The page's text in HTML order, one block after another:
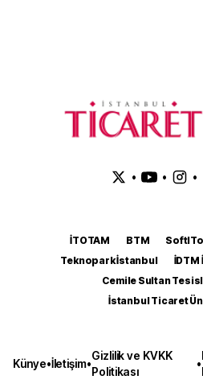
• • •
İTOTAM BTM SoftITo
Teknopark İstanbul
Cemile Sultan
İstanbul Ticaret
Künye•İletişim•
Gizlilik ve KVKK
Politikası
•